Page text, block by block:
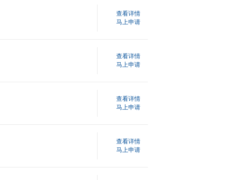
查看详情
马上申请
查看详情
马上申请
查看详情
马上申请
查看详情
马上申请